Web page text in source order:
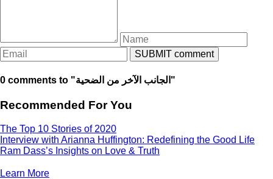
0 comments to "الجانب الآخر من الضحية"
Recommended For You
The Top 10 Stories of 2020
Interview with Arianna Huffington: Redefining the Good Life
Ram Dass’s Insights on Love & Truth
Learn More